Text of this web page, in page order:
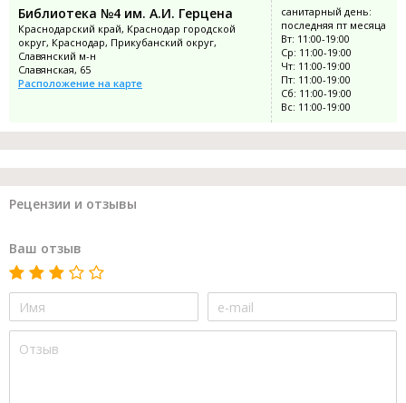
Библиотека №4 им. А.И. Герцена
Краснодарский край, Краснодар городской
округ, Краснодар, Прикубанский округ,
Славянский м-н
Славянская, 65
Расположение на карте
санитарный день:
последняя пт месяца
Вт: 11:00-19:00
Ср: 11:00-19:00
Чт: 11:00-19:00
Пт: 11:00-19:00
Сб: 11:00-19:00
Вс: 11:00-19:00
Рецензии и отзывы
Ваш отзыв